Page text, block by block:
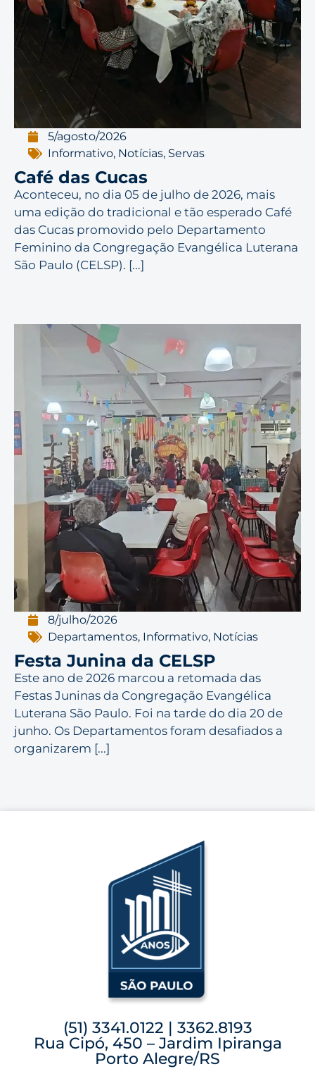
5/agosto/2026
Informativo, Notícias, Servas
Café das Cucas
Aconteceu, no dia 05 de julho de 2026, mais
uma edição do tradicional e tão esperado Café
das Cucas promovido pelo Departamento
Feminino da Congregação Evangélica Luterana
São Paulo (CELSP). [...]
8/julho/2026
Departamentos, Informativo, Notícias
Festa Junina da CELSP
Este ano de 2026 marcou a retomada das
Festas Juninas da Congregação Evangélica
Luterana São Paulo. Foi na tarde do dia 20 de
junho. Os Departamentos foram desafiados a
organizarem [...]
(51) 3341.0122 | 3362.8193
Rua Cipó, 450 – Jardim Ipiranga
Porto Alegre/RS